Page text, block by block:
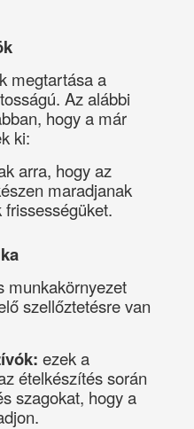
megtartása a
Az alábbi
hogy a már
ki:
arra, hogy az
maradjanak
munkakörnyezet
szellőztetésre van
ezek a
ételkészítés során
szagokat, hogy a